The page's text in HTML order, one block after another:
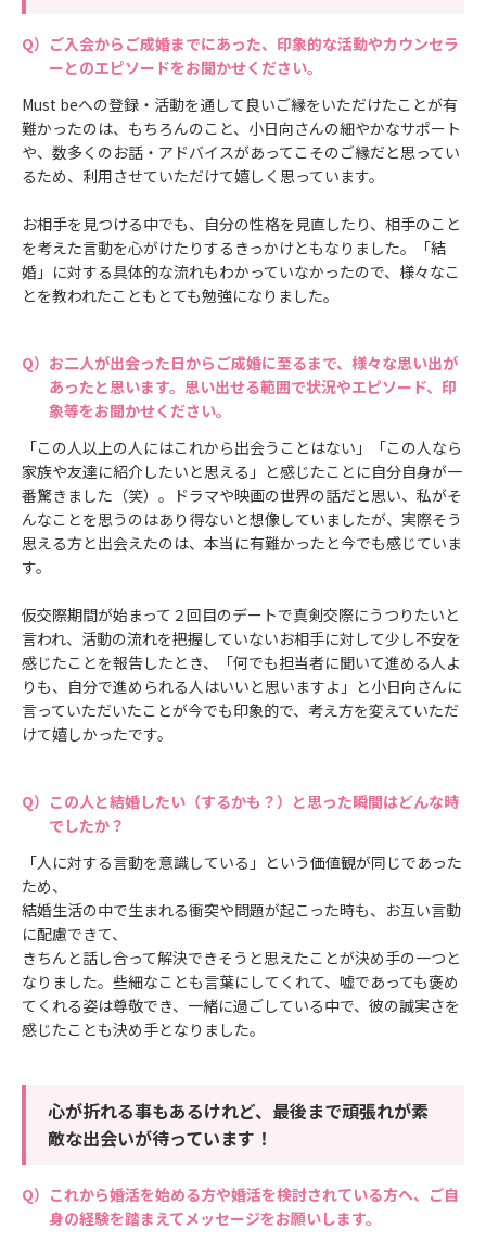
ご入会からご成婚までにあった、印象的な活動やカウンセラ
ーとのエピソードをお聞かせください。
Must beへの登録・活動を通して良いご縁をいただけたことが有
難かったのは、もちろんのこと、小日向さんの細やかなサポート
や、数多くのお話・アドバイスがあってこそのご縁だと思ってい
るため、利用させていただけて嬉しく思っています。
お相手を見つける中でも、自分の性格を見直したり、相手のこと
を考えた言動を心がけたりするきっかけともなりました。「結
婚」に対する具体的な流れもわかっていなかったので、様々なこ
とを教われたこともとても勉強になりました。
お二人が出会った日からご成婚に至るまで、様々な思い出が
あったと思います。思い出せる範囲で状況やエピソード、印
象等をお聞かせください。
「この人以上の人にはこれから出会うことはない」「この人なら
家族や友達に紹介したいと思える」と感じたことに自分自身が一
番驚きました（笑）。ドラマや映画の世界の話だと思い、私がそ
んなことを思うのはあり得ないと想像していましたが、実際そう
思える方と出会えたのは、本当に有難かったと今でも感じていま
す。
仮交際期間が始まって２回目のデートで真剣交際にうつりたいと
言われ、活動の流れを把握していないお相手に対して少し不安を
感じたことを報告したとき、「何でも担当者に聞いて進める人よ
りも、自分で進められる人はいいと思いますよ」と小日向さんに
言っていただいたことが今でも印象的で、考え方を変えていただ
けて嬉しかったです。
この人と結婚したい（するかも？）と思った瞬間はどんな時
でしたか？
「人に対する言動を意識している」という価値観が同じであった
ため、
結婚生活の中で生まれる衝突や問題が起こった時も、お互い言動
に配慮できて、
きちんと話し合って解決できそうと思えたことが決め手の一つと
なりました。些細なことも言葉にしてくれて、嘘であっても褒め
てくれる姿は尊敬でき、一緒に過ごしている中で、彼の誠実さを
感じたことも決め手となりました。
心が折れる事もあるけれど、最後まで頑張れが素
敵な出会いが待っています！
これから婚活を始める方や婚活を検討されている方へ、ご自
身の経験を踏まえてメッセージをお願いします。